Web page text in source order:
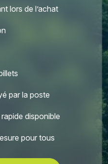
lors de l’achat
par la poste
disponible
pour tous